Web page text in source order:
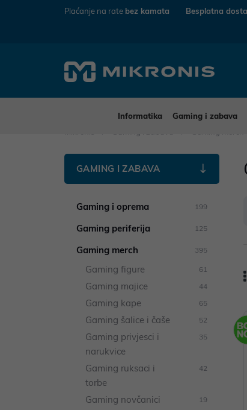
Plaćanje na rate bez kamata Besplatna
Informatika Gaming i zabava
GAMING I ZABAVA
Gaming i oprema 199
Gaming periferija 125
Gaming merch 395
Gaming figure 61
Gaming majice 44
Gaming kape 65
Gaming šalice i čaše 52
Gaming privjesci i
narukvice
35
Gaming ruksaci i
torbe
42
Gaming novčanici 19